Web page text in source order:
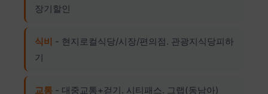
장기할인
식비 - 현지로컬식당/시장/편의점. 관광지식당피하
기
교통 - 대중교통+걷기. 시티패스. 그랩(동남아)